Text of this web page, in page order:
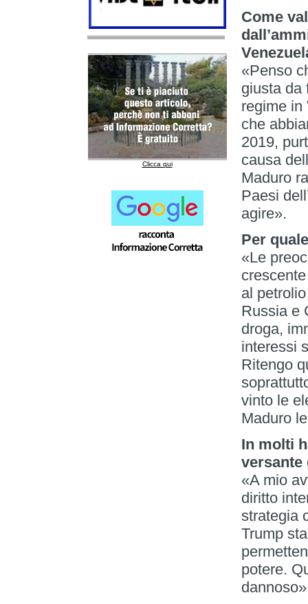
Clicca qui
Come
«Penso
giusta da
regime in
che
2019,
causa
Maduro
Paesi
agire».
Per
«Le
al
Russia e
droga,
interessi
Ritengo
vinto le
Maduro
In molti
«A mio
diritto
strategia
Trump
potere.